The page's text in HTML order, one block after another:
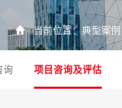
 当前位置： 典型案例
询 项目咨询及评估